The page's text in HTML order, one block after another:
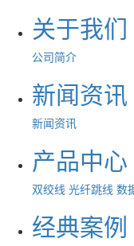
关于我们
公司简介
新闻资讯
新闻资讯
产品中心
双绞线 光纤跳线 数
经典案例